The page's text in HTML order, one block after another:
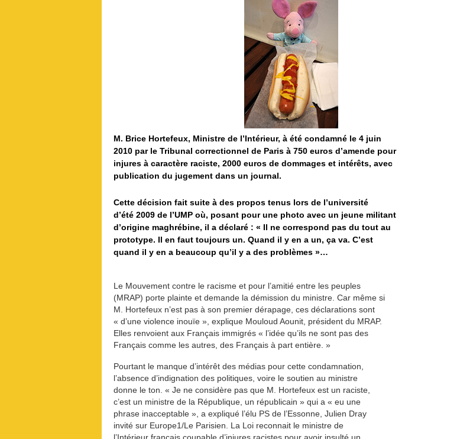
M. Brice Hortefeux, Ministre de l’Intérieur, à été condamné le 4 juin
2010 par le Tribunal correctionnel de Paris à 750 euros d’amende pour
injures à caractère raciste, 2000 euros de dommages et intérêts, avec
publication du jugement dans un journal.
Cette décision fait suite à des propos tenus lors de l’université
d’été 2009 de l’UMP où, posant pour une photo avec un jeune militant
d’origine maghrébine, il a déclaré : « Il ne correspond pas du tout au
prototype. Il en faut toujours un. Quand il y en a un, ça va. C’est
quand il y en a beaucoup qu’il y a des problèmes »…
Le Mouvement contre le racisme et pour l’amitié entre les peuples
(MRAP) porte plainte et demande la démission du ministre. Car même si
M. Hortefeux n’est pas à son premier dérapage, ces déclarations sont
« d’une violence inouïe », explique Mouloud Aounit, président du MRAP.
Elles renvoient aux Français immigrés « l’idée qu’ils ne sont pas des
Français comme les autres, des Français à part entière. »
Pourtant le manque d’intérêt des médias pour cette condamnation,
l’absence d’indignation des politiques, voire le soutien au ministre
donne le ton. « Je ne considère pas que M. Hortefeux est un raciste,
c’est un ministre de la République, un républicain » qui a « eu une
phrase inacceptable », a expliqué l’élu PS de l’Essonne, Julien Dray
invité sur Europe1/Le Parisien. La Loi reconnait le ministre de